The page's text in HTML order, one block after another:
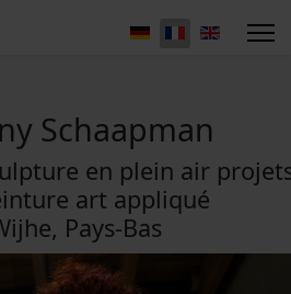
Schaapman
en plein air
art appliqué
Pays-Bas